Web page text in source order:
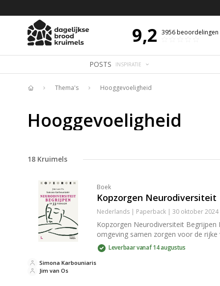
9,2 3956beoordelingen
POSTS INSPIRATIE
Thema's Hooggevoeligheid
Hooggevoeligheid
18 Kruimels
Boek
Kopzorgen Neurodiversiteit
Nederlands | Paperback | 30 oktober
Kopzorgen Neurodiversiteit
omgeving samen zorgen voor de
Leverbaar vanaf 14 augustus
Jim van Os
Simona Karbouniaris